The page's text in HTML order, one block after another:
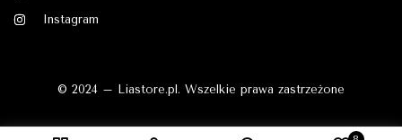
Instagram
© 2024 – Liastore.pl. Wszelkie prawa zastrzeżone